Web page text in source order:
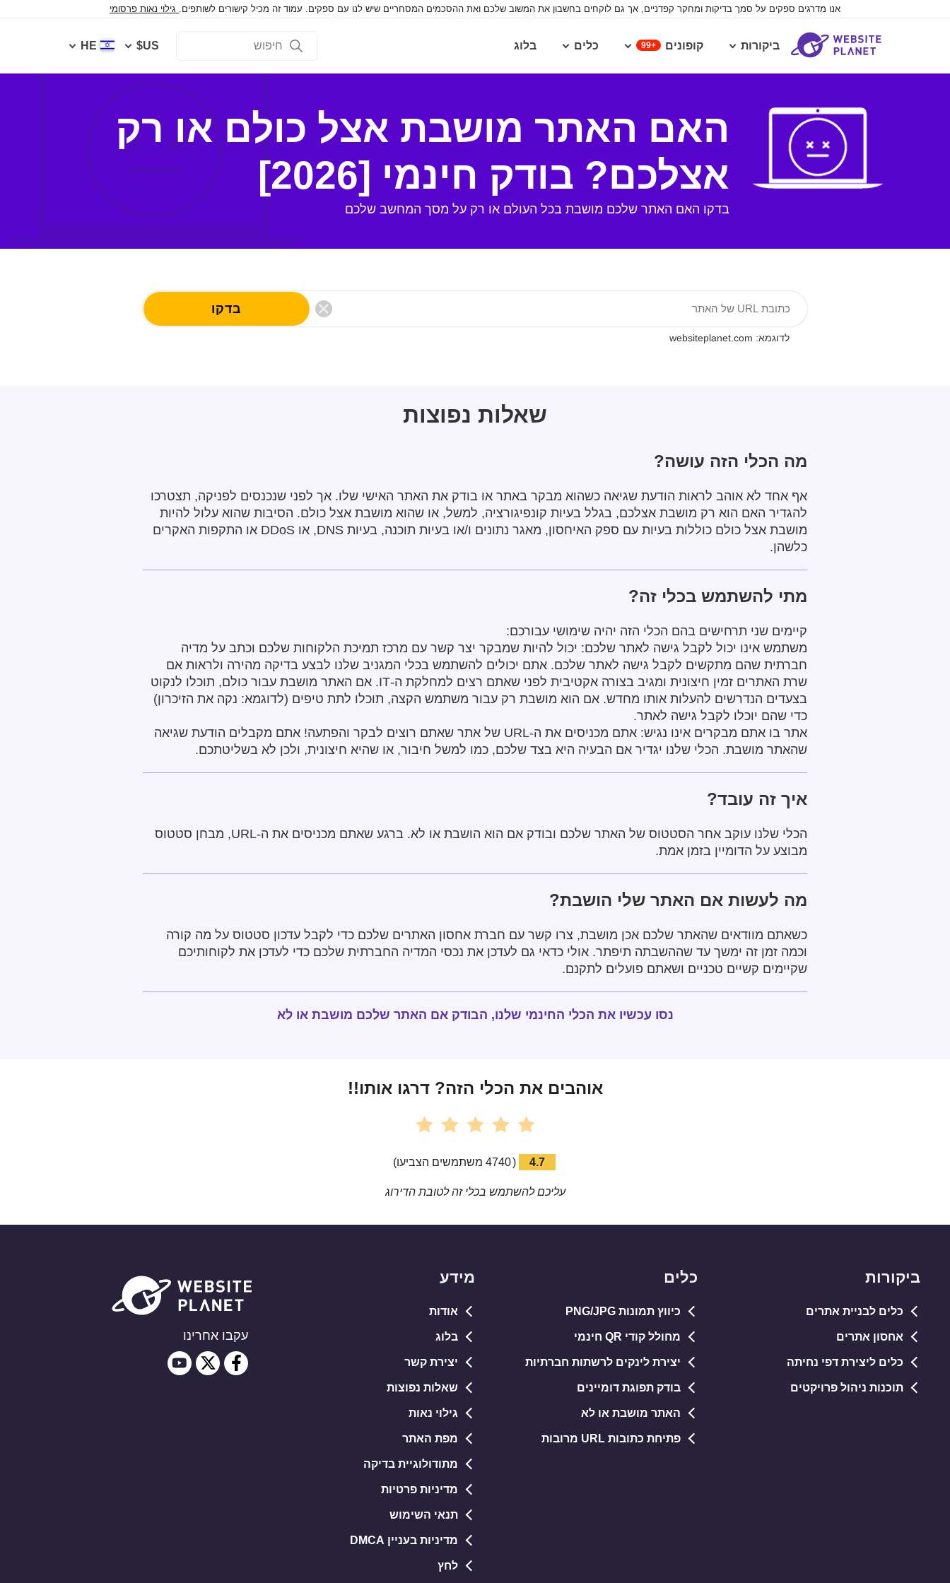
אנו מדרגים ספקים על סמך בדיקות ומחקר קפדניים, אך גם לוקחים בחשבון את המשוב שלכם ואת ההסכמים המסחריים שיש לנו עם ספקים. עמוד זה מכיל קישורים לשותפים. גילוי נאות פרסומי
ביקורות קופונים 99+ כלים בלוג US$
HE
האם האתר מושבת אצל כולם או רק
אצלכם? בודק חינמי [2026]
בדקו האם האתר שלכם מושבת בכל העולם או רק על מסך המחשב שלכם
לדוגמא: websiteplanet.com
שאלות נפוצות
מה הכלי הזה עושה?
אף אחד לא אוהב לראות הודעת שגיאה כשהוא מבקר באתר או בודק את האתר האישי שלו. אך לפני שנכנסים לפניקה, תצטרכו
להגדיר האם הוא רק מושבת אצלכם, בגלל בעיות קונפיגורציה, למשל, או שהוא מושבת אצל כולם. הסיבות שהוא עלול להיות
מושבת אצל כולם כוללות בעיות עם ספק האיחסון, מאגר נתונים ו/או בעיות תוכנה, בעיות DNS, או DDoS או התקפות האקרים
כלשהן.
מתי להשתמש בכלי זה?
קיימים שני תרחישים בהם הכלי הזה יהיה שימושי עבורכם:
משתמש אינו יכול לקבל גישה לאתר שלכם: יכול להיות שמבקר יצר קשר עם מרכז תמיכת הלקוחות שלכם וכתב על מדיה
חברתית שהם מתקשים לקבל גישה לאתר שלכם. אתם יכולים להשתמש בכלי המגניב שלנו לבצע בדיקה מהירה ולראות אם
שרת האתרים זמין חיצונית ומגיב בצורה אקטיבית לפני שאתם רצים למחלקת ה-IT. אם האתר מושבת עבור כולם, תוכלו לנקוט
בצעדים הנדרשים להעלות אותו מחדש. אם הוא מושבת רק עבור משתמש הקצה, תוכלו לתת טיפים (לדוגמא: נקה את הזיכרון)
כדי שהם יוכלו לקבל גישה לאתר.
אתר בו אתם מבקרים אינו נגיש: אתם מכניסים את ה-URL של אתר שאתם רוצים לבקר והפתעה! אתם מקבלים הודעת שגיאה
שהאתר מושבת. הכלי שלנו יגדיר אם הבעיה היא בצד שלכם, כמו למשל חיבור, או שהיא חיצונית, ולכן לא בשליטתכם.
איך זה עובד?
הכלי שלנו עוקב אחר הסטטוס של האתר שלכם ובודק אם הוא הושבת או לא. ברגע שאתם מכניסים את ה-URL, מבחן סטטוס
מבוצע על הדומיין בזמן אמת.
מה לעשות אם האתר שלי הושבת?
כשאתם מוודאים שהאתר שלכם אכן מושבת, צרו קשר עם חברת אחסון האתרים שלכם כדי לקבל עדכון סטטוס על מה קורה
וכמה זמן זה ימשך עד שההשבתה תיפתר. אולי כדאי גם לעדכן את נכסי המדיה החברתית שלכם כדי לעדכן את לקוחותיכם
שקיימים קשיים טכניים ושאתם פועלים לתקנם.
נסו עכשיו את הכלי החינמי שלנו, הבודק אם האתר שלכם מושבת או לא
אוהבים את הכלי הזה? דרגו אותו!!
4.7
(
4740 משתמשים הצביעו)
עליכם להשתמש בכלי זה לטובת הדירוג
ביקורות
כלים לבניית אתרים
אחסון אתרים
כלים ליצירת דפי נחיתה
תוכנות ניהול פרויקטים
כלים
כיווץ תמונות PNG/JPG
מחולל קודי QR חינמי
יצירת לינקים לרשתות חברתיות
בודק תפוגת דומיינים
האתר מושבת או לא
פתיחת כתובות URL מרובות
מידע
אודות
בלוג
יצירת קשר
שאלות נפוצות
גילוי נאות
מפת האתר
מתודולוגיית בדיקה
מדיניות פרטיות
תנאי השימוש
מדיניות בעניין DMCA
לחץ
עקבו אחרינו